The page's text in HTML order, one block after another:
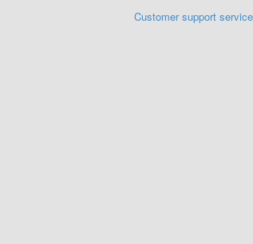
Customer support service